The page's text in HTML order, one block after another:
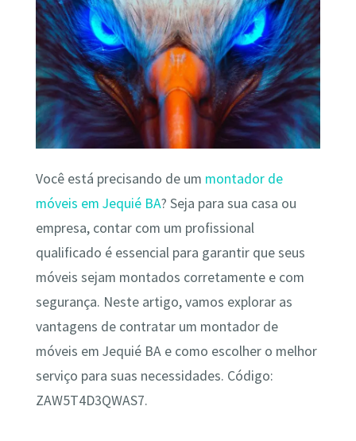
Você está precisando de um montador de
móveis em Jequié BA? Seja para sua casa ou
empresa, contar com um profissional
qualificado é essencial para garantir que seus
móveis sejam montados corretamente e com
segurança. Neste artigo, vamos explorar as
vantagens de contratar um montador de
móveis em Jequié BA e como escolher o melhor
serviço para suas necessidades. Código:
ZAW5T4D3QWAS7.